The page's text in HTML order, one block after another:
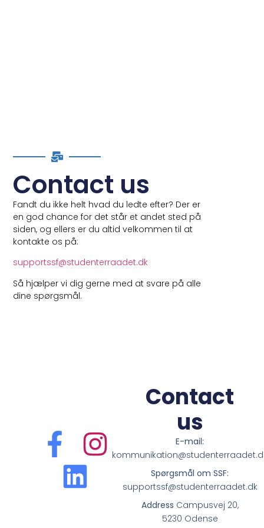
Contact us
Fandt du ikke helt hvad du ledte efter? Der er
en god chance for det står et andet sted på
siden, og ellers er du altid velkommen til at
kontakte os på:
supportssf@studenterraadet.dk
Så hjælper vi dig gerne med at svare på alle
dine spørgsmål.
Contact
us
E-mail:
Spørgsmål om SSF:
supportssf@studenterraadet.dk
Address Campusvej 20,
5230 Odense